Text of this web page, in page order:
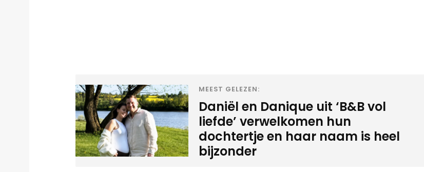
MEEST GELEZEN:
Daniël en Danique uit ‘B&B vol
liefde’ verwelkomen hun
dochtertje en haar naam is heel
bijzonder